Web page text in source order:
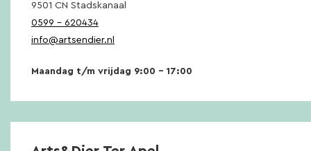
9501 CN Stadskanaal
0599 – 620434
info@artsendier.nl
Maandag t/m vrijdag 9:00 – 17:00